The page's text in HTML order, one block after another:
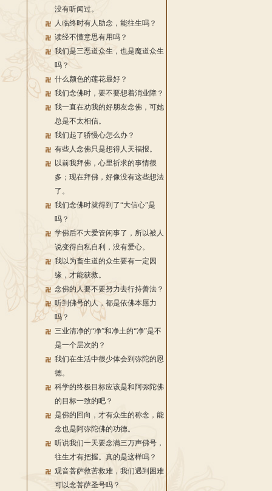
没有听闻过。
人临终时有人助念，能往生吗？
读经不懂意思有用吗？
我们是三恶道众生，也是魔道众生
吗？
什么颜色的莲花最好？
我们念佛时，要不要想着消业障？
我一直在劝我的好朋友念佛，可她
总是不太相信。
我们起了骄慢心怎么办？
有些人念佛只是想得人天福报。
以前我拜佛，心里祈求的事情很
多；现在拜佛，好像没有这些想法
了。
我们念佛时就得到了“大信心”是
吗？
学佛后不大爱管闲事了，所以被人
说变得自私自利，没有爱心。
我以为畜生道的众生要有一定因
缘，才能获救。
念佛的人要不要努力去行持善法？
听到佛号的人，都是依佛本愿力
吗？
三业清净的“净”和净土的“净”是不
是一个层次的？
我们在生活中很少体会到弥陀的恩
德。
科学的终极目标应该是和阿弥陀佛
的目标一致的吧？
是佛的回向，才有众生的称念，能
念也是阿弥陀佛的功德。
听说我们一天要念满三万声佛号，
往生才有把握。真的是这样吗？
观音菩萨救苦救难，我们遇到困难
可以念菩萨圣号吗？